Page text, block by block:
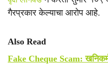
गैरप्रकार केल्याचा आरोप आहे.
Also Read
Fake Cheque Scam: खनिकर्म